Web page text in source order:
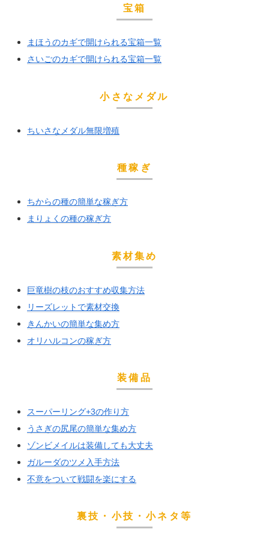
宝箱
まほうのカギで開けられる宝箱一覧
さいごのカギで開けられる宝箱一覧
小さなメダル
ちいさなメダル無限増殖
種稼ぎ
ちからの種の簡単な稼ぎ方
まりょくの種の稼ぎ方
素材集め
巨竜樹の枝のおすすめ収集方法
リーズレットで素材交換
きんかいの簡単な集め方
オリハルコンの稼ぎ方
装備品
スーパーリング+3の作り方
うさぎの尻尾の簡単な集め方
ゾンビメイルは装備しても大丈夫
ガルーダのツメ入手方法
不意をついて戦闘を楽にする
裏技・小技・小ネタ等